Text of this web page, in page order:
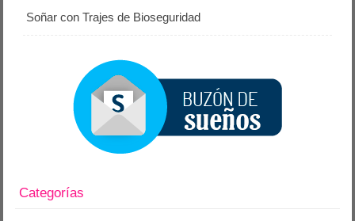
Soñar con Trajes de Bioseguridad
Categorías